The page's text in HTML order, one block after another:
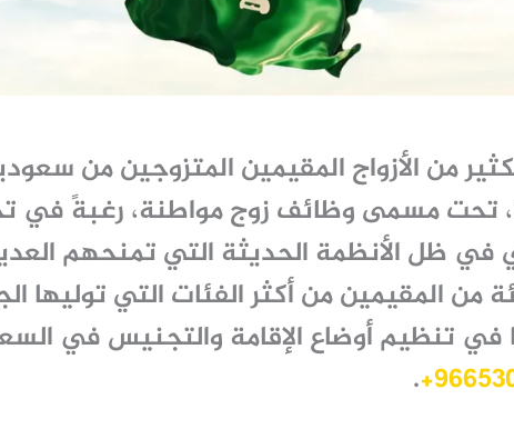
من الأزواج المقيمين المتزوجين من
تحت مسمى وظائف زوج مواطنة، رغبةً في
في ظل الأنظمة الحديثة التي تمنحهم
من المقيمين من أكثر الفئات التي توليها
تنظيم أوضاع الإقامة والتجنيس في
.